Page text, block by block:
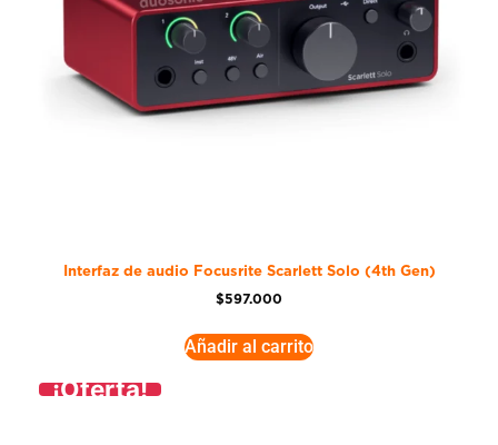
Interfaz de audio Focusrite Scarlett Solo (4th Gen)
$597.000
Añadir al carrito
¡Oferta!